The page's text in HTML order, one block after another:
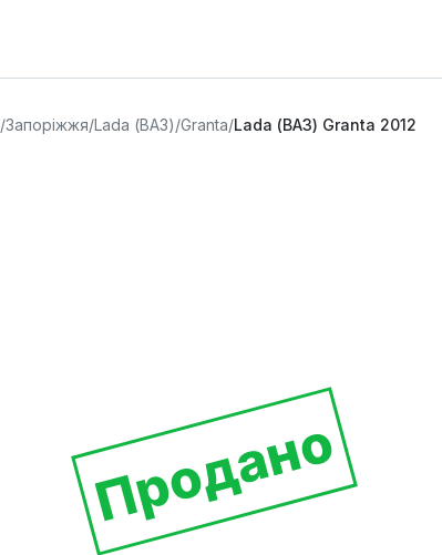
/Запоріжжя/Lada (ВАЗ)/Granta/Lada (ВАЗ) Granta 2012
Продано